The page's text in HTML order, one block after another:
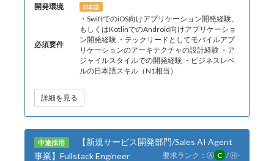
開発環境
日本語
必須要件
・SwiftでのiOS向けアプリケーション開発経験、
もしくはKotlinでのAndroid向けアプリケーショ
ン開発経験 ・テックリードとしてモバイルアプ
リケーションのアーキテクチャの設計経験 ・ア
ジャイルスタイルでの開発経験 ・ビジネスレベ
ルの日本語スキル（N1相当）
詳細を見る
中途採用
【新規サービス開発部門/Sales AI Agent
事業】Fullstack Engineer
要求ランク： Ⓐ C /Ⓗ-